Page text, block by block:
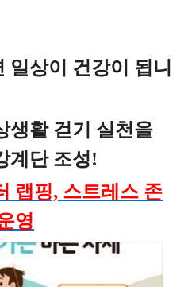
일상이 건강이 됩니
생활 걷기 실천을
계단 조성!
랩핑, 스트레스 존
영